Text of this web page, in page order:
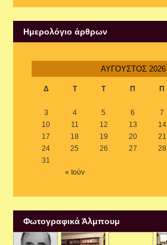
Ημερολόγιο άρθρων
ΑΎΓΟΥΣΤΟΣ 2026
Δ Τ Τ Π Π
« Ιούν
3
4 5 6 7
10
11 12 13 14
17
18 19 20 21
24
25 26 27 28
31
Φωτογραφικά Άλμπουμ